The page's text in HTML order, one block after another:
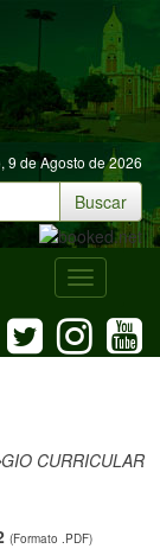
9 de Agosto de 2026
Buscar
Menu
Mobile
CURRICULAR
(Formato .PDF)